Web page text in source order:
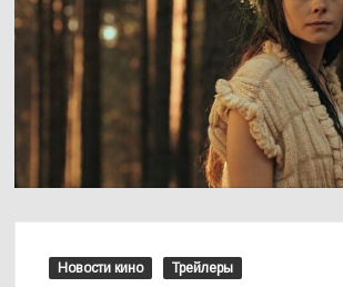
Новости кино Трейлеры